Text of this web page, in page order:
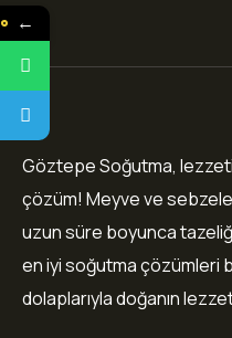
Göztepe Soğutma,
çözüm! Meyve ve
uzun süre boyunca
en iyi soğutma çözümleri
dolaplarıyla doğanın
←